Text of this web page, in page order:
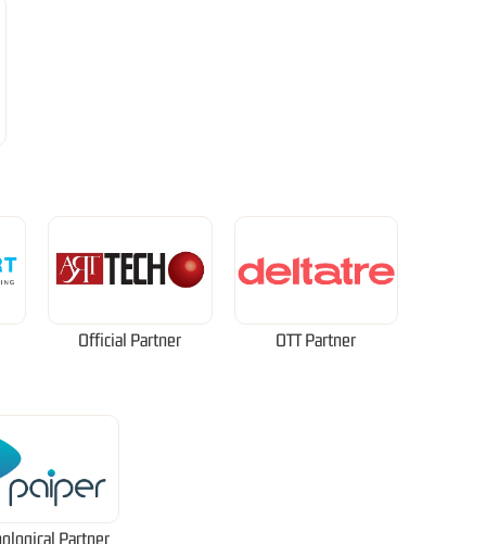
Official Partner OTT Partner
Partner